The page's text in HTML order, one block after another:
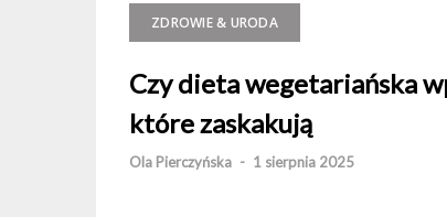
ZDROWIE & URODA
Czy dieta wegetariańska
które zaskakują
Ola Pierczyńska - 1 sierpnia 2025